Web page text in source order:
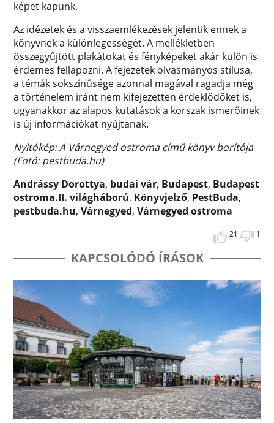
képet kapunk.
Az idézetek és a visszaemlékezések jelentik ennek a
könyvnek a különlegességét. A mellékletben
összegyűjtött plakátokat és fényképeket akár külön is
érdemes fellapozni. A fejezetek olvasmányos stílusa,
a témák sokszínűsége azonnal magával ragadja még
a történelem iránt nem kifejezetten érdeklődőket is,
ugyanakkor az alapos kutatások a korszak ismerőinek
is új információkat nyújtanak.
Nyitókép: A Várnegyed ostroma című könyv borítója
(Fotó: pestbuda.hu)
Andrássy Dorottya, budai vár, Budapest, Budapest
ostroma.II. világháború, Könyvjelző, PestBuda,
pestbuda.hu,Várnegyed,Várnegyed ostroma
21 1
KAPCSOLÓDÓ ÍRÁSOK